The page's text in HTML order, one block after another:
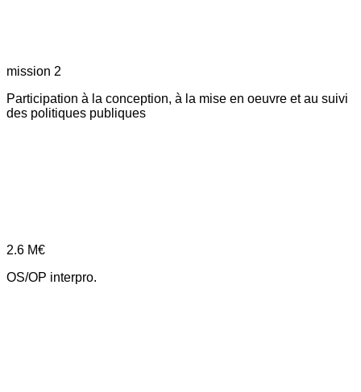
mission 2
Participation à la conception, à la mise en oeuvre et au suivi
des politiques publiques
2.6 M€
OS/OP interpro.